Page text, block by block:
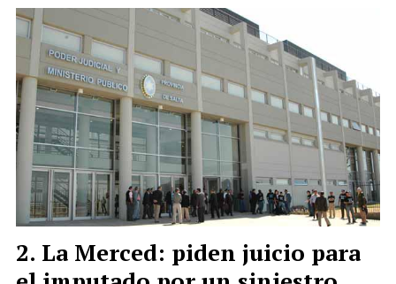
La Merced: piden juicio para